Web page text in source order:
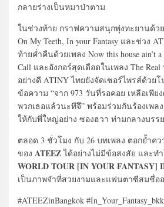
กลายร่างเป็นหมาป่าตาม
ในช่วงท้าย กราฟความสนุกพุ่งทะยานด้วย
On My Teeth, In your Fantasy และช่วง
ท้ายค่ำคืนด้วยเพลง Now this house ain’t a
Call และอังกอร์สุดเดือดในเพลง The
อย่างดี ATINY ไทยยังจัดเซอร์ไพรส์ด้วย
ข้อความ “จาก 973 วันที่รอคอย เหลือเพีย
พวกเธอแล้วนะทีจึ” พร้อมร่วมกันร้องเพล
ให้กับพี่ใหญ่อย่าง ซองฮวา ท่ามกลางบรร
ตลอด 3 ชั่วโมง กับ 26 บทเพลง ตอกย้ำค
ของ ATEEZได้อย่างไม่มีข้อสงสัย และท
WORLD TOUR [IN YOUR FANTASY]
เป็นภาพจำที่สวยงามและแฟนตาซีสมชื่อ
#ATEEZinBangkok #In_Your_Fantasy_bkk